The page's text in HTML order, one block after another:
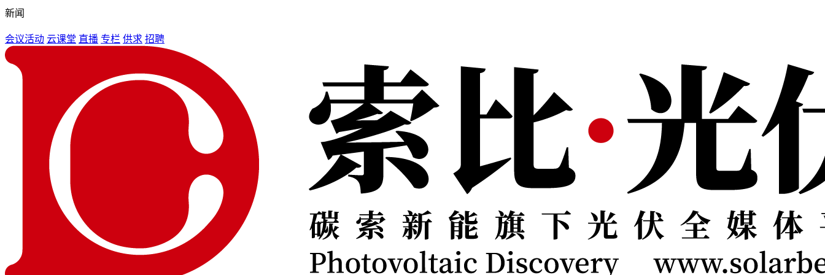
新闻
会议活动 云课堂 直播 专栏 供求 招聘